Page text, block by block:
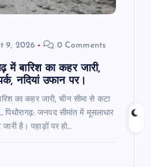
9, 2026 0 Comments
में बारिश का कहर जारी,
नदियां उफान पर।
का कहर जारी, चीन सीमा से कटा
पिथौरागढ़: जनपद सीमांत में मूसलाधार
जारी है। पहाड़ों पर हो…